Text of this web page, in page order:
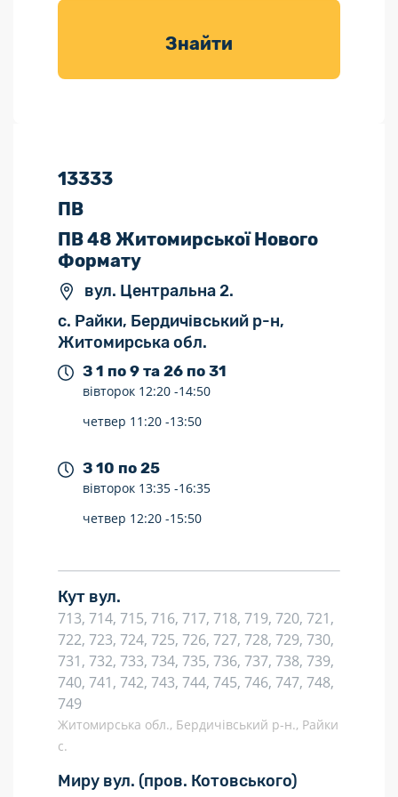
товарів для
Знайти
13333
ПВ
ПВ 48 Житомирської Нового
Формату
вул. Центральна 2.
с. Райки, Бердичівський р-н,
Житомирська обл.
З 1 по 9 та 26 по 31
вівторок 12:20 -14:50
четвер 11:20 -13:50
З 10 по 25
вівторок 13:35 -16:35
четвер 12:20 -15:50
Кут вул.
713, 714, 715, 716, 717, 718, 719, 720, 721,
722, 723, 724, 725, 726, 727, 728, 729, 730,
731, 732, 733, 734, 735, 736, 737, 738, 739,
740, 741, 742, 743, 744, 745, 746, 747, 748,
749
Житомирська обл., Бердичівський р-н., Райки
с.
Миру вул. (пров. Котовського)